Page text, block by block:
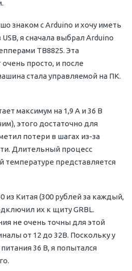
знаком с Arduino и хочу иметь
я сначала выбрал Arduino
TB8825. Эта
просто, и после
стала управляемой на ПК.
максимум на 1,9 А и 36 В
этого достаточно для
потери в шагах из-за
Длительный процесс
температуре представляется
из Китая (300 рублей за каждый,
их к щиту GRBL.
не очень точны для этой
от 12 до 32В. Поскольку у
36 В, я попытался